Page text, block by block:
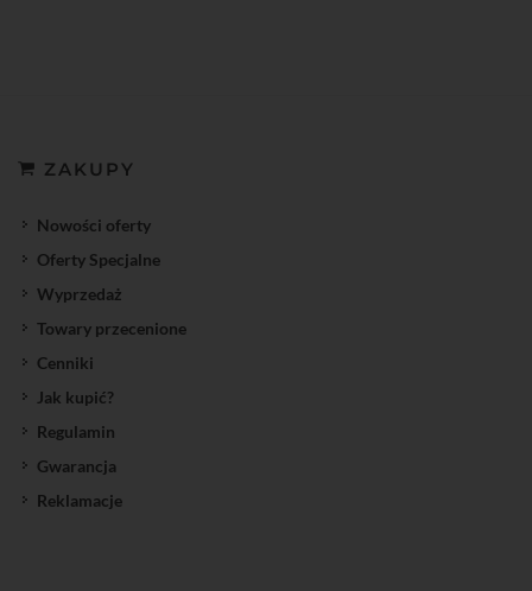
ZAKUPY
Nowości oferty
Oferty Specjalne
Wyprzedaż
Towary przecenione
Cenniki
Jak kupić?
Regulamin
Gwarancja
Reklamacje